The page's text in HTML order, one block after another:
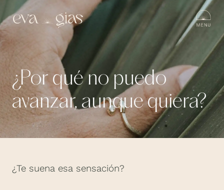
¿Por qué no puedo
avanzar, aunque quiera?
¿Te suena esa sensación?